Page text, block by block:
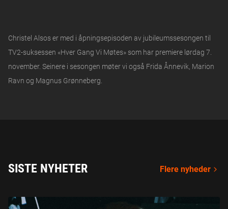
Christel Alsos er med i åpningsepisoden av jubileumssesongen til
TV2-suksessen «Hver Gang Vi Møtes» som har premiere lørdag 7.
november. Seinere i sesongen møter vi også Frida Ånnevik, Marion
Ravn og Magnus Grønneberg.
SISTE NYHETER Flere nyheder